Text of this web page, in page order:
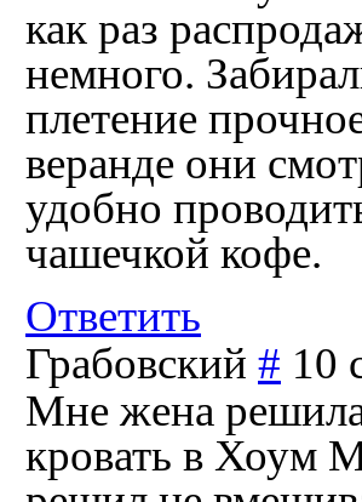
как раз
немного.
плетение
веранде они
удобно
чашечкой кофе.
Ответить
Грабовский # 10
Мне жена
кровать в Хоум